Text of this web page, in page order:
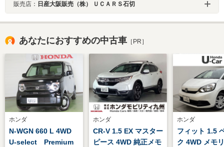
販売店： 日産大阪販売（株） ＵＣＡＲＳ石切
あなたにおすすめの中古車 ［PR］
ホンダ
N-WGN 660 L 4WD
U-select Premium
ホンダ
CR-V 1.5 EX マスター
ピース 4WD 純正メモ
ホンダ
フィット 1.5
ク 4WD メモ